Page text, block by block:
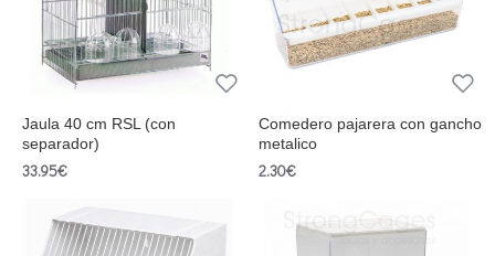
Jaula 40 cm RSL (con
separador)
33.95€
Comedero pajarera con gancho
metalico
2.30€